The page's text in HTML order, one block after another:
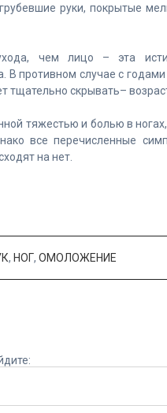
руки, покрытые
чем лицо – эта
противном случае с
тщательно скрывать–
тяжестью и болью в
все перечисленные
на нет.
, НОГ,ОМОЛОЖЕНИЕ